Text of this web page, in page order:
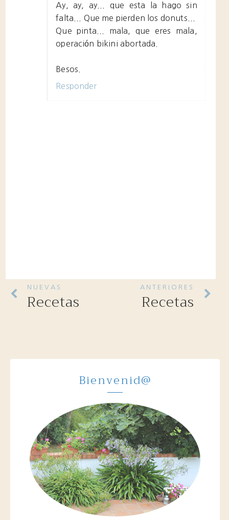
Ay, ay, ay... que esta la hago sin
falta... Que me pierden los donuts...
Que pinta... mala, que eres mala,
operación bikini abortada.
Besos.
Responder
NUEVAS
Recetas
ANTERIORES
Recetas
Bienvenid@